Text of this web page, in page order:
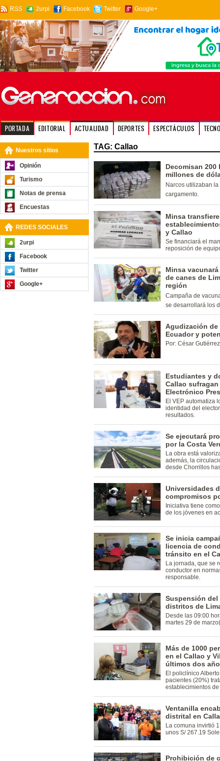
RSS 2urpi Facebook Twitter Google+
PORTADA EDITORIAL ACTUALIDAD DEPORTES ESPECTÁCULOS
Nuestros sitios
Opinión
Turismo
Notas de prensa
Encuestas
REDES SOCIALES
2urpi
Facebook
Twitter
Google+
TAG: Callao
Decomisan
millones de
Narcos utilizaban la
cargamento.
Minsa
y Callao
Se financiará el
reposición de
Minsa
de canes de
región
Campaña de
se desarrollará los
Agudización
Ecuador y
Por: César Gutiérrez
Estudiantes y
Callao
Electrónico
El VEP automatiza
identidad del
resultados.
Se ejecutará
por la Costa
La obra está
además, la
desde Chorrillos
Universidades
compromisos
Iniciativa tiene
de los jóvenes en
Se inicia
licencia de
tránsito en el
La jornada, que se
conductor en
responsable.
Suspensión del
distritos de
Desde las 09:00
martes 29 de
Más de 1000
en el Callao y
últimos dos
El policlínico
pacientes (20%)
establecimientos
Ventanilla
distrital en
La comuna invirtió
unos S/ 267.19
Prohibición de